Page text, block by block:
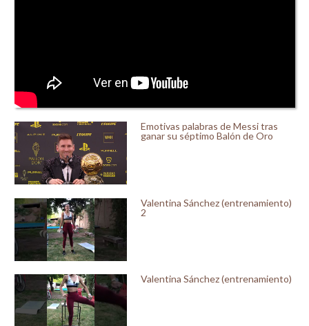
Emotivas palabras de Messi tras
ganar su séptimo Balón de Oro
Valentina Sánchez (entrenamiento)
2
Valentina Sánchez (entrenamiento)